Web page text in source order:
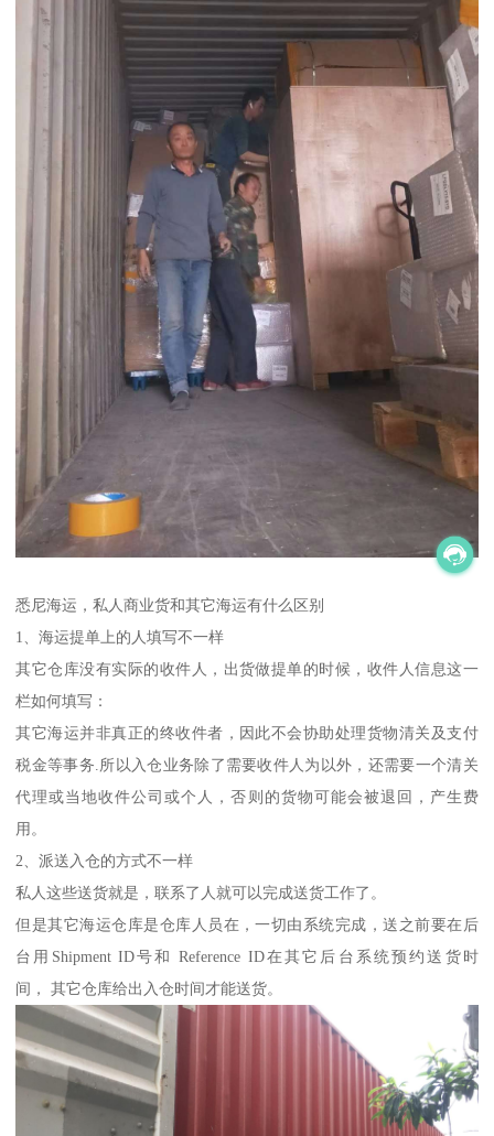
悉尼海运，私人商业货和其它海运有什么区别
1、海运提单上的人填写不一样
其它仓库没有实际的收件人，出货做提单的时候，收件人信息这一
栏如何填写：
其它海运并非真正的终收件者，因此不会协助处理货物清关及支付
税金等事务.所以入仓业务除了需要收件人为以外，还需要一个清关
代理或当地收件公司或个人，否则的货物可能会被退回，产生费
用。
2、派送入仓的方式不一样
私人这些送货就是，联系了人就可以完成送货工作了。
但是其它海运仓库是仓库人员在，一切由系统完成，送之前要在后
台用Shipment ID号和 Reference ID在其它后台系统预约送货时
间， 其它仓库给出入仓时间才能送货。